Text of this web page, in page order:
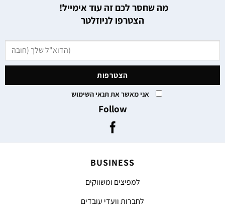
מה שחסר לכם זה עוד אימייל!
הצטרפו לניוזלטר
אני מאשר את תנאי השימוש
Follow
BUSINESS
למפיצים ומשווקים
לחברות וועדי עובדים